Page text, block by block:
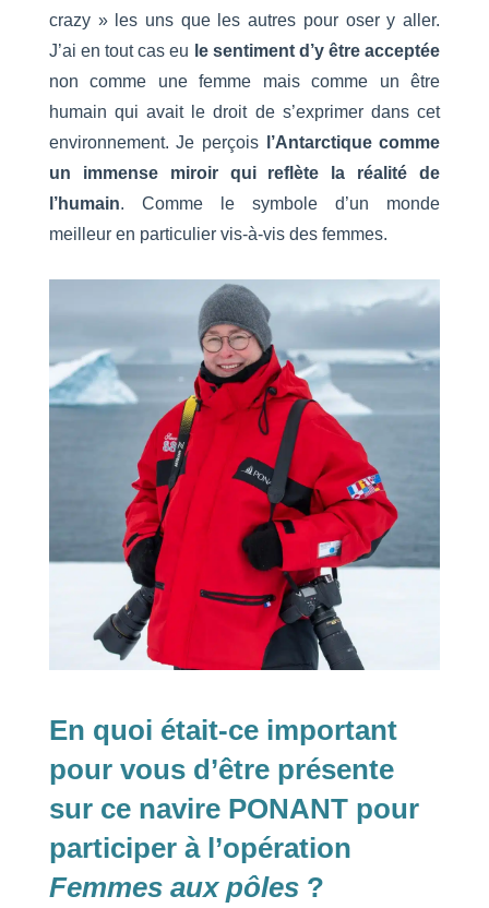
crazy » les uns que les autres pour oser y aller.
J’ai en tout cas eu le sentiment d’y être acceptée
non comme une femme mais comme un être
humain qui avait le droit de s’exprimer dans cet
environnement. Je perçois
l’Antarctique comme
un immense miroir qui reflète la réalité de
l’humain. Comme le symbole d’un monde
meilleur en particulier vis-à-vis des femmes.
En quoi était-ce important
pour vous d’être présente
sur ce navire PONANT pour
participer à l’opération
Femmes aux pôles?